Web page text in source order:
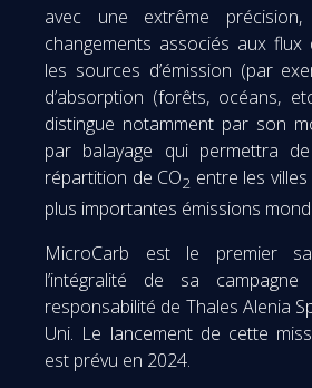
avec une extrême
changements associés aux
les sources d’émission (par
d’absorption (forêts, océans,
distingue notamment par son
par balayage qui permettra
répartition de CO2 entre les
plus importantes émissions
MicroCarb est le premier
l’intégralité de sa
responsabilité de Thales Alenia
Uni. Le lancement de cette
est prévu en 2024.